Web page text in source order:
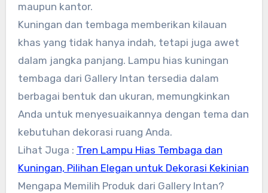
maupun kantor.
Kuningan dan tembaga memberikan kilauan
khas yang tidak hanya indah, tetapi juga awet
dalam jangka panjang. Lampu hias kuningan
tembaga dari Gallery Intan tersedia dalam
berbagai bentuk dan ukuran, memungkinkan
Anda untuk menyesuaikannya dengan tema dan
kebutuhan dekorasi ruang Anda.
Lihat Juga : Tren Lampu Hias Tembaga dan
Kuningan, Pilihan Elegan untuk Dekorasi Kekinian
Mengapa Memilih Produk dari Gallery Intan?